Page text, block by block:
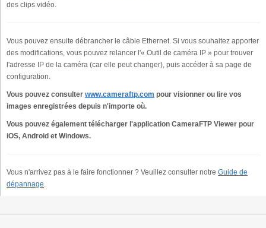
des clips vidéo.
Vous pouvez ensuite débrancher le câble Ethernet. Si vous souhaitez apporter
des modifications, vous pouvez relancer l'« Outil de caméra IP » pour trouver
l'adresse IP de la caméra (car elle peut changer), puis accéder à sa page de
configuration.
Vous pouvez consulter www.cameraftp.com pour visionner ou lire vos
images enregistrées depuis n'importe où.
Vous pouvez également télécharger l'application CameraFTP Viewer pour
iOS, Android et Windows.
Vous n'arrivez pas à le faire fonctionner ? Veuillez consulter notre Guide de
dépannage.